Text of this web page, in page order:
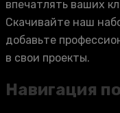
впечатлять ваших
Скачивайте наш
добавьте
в свои проекты.
Навигация